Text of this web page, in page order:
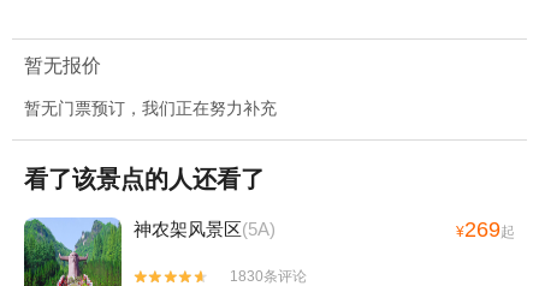
暂无报价
暂无门票预订，我们正在努力补充
看了该景点的人还看了
神农架风景区(5A) ¥269起


1830条评论